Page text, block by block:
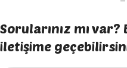
Sorularınız mı var?
iletişime